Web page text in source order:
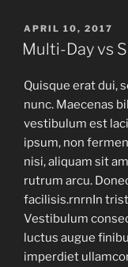
APRIL 10, 2017
Multi-Day vs
Quisque erat dui,
nunc. Maecenas
vestibulum est
ipsum, non
nisi, aliquam sit
rutrum arcu.
facilisis.rnrnIn
Vestibulum
luctus augue
imperdiet